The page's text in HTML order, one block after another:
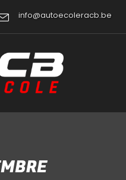
info@autoecoleracb.be